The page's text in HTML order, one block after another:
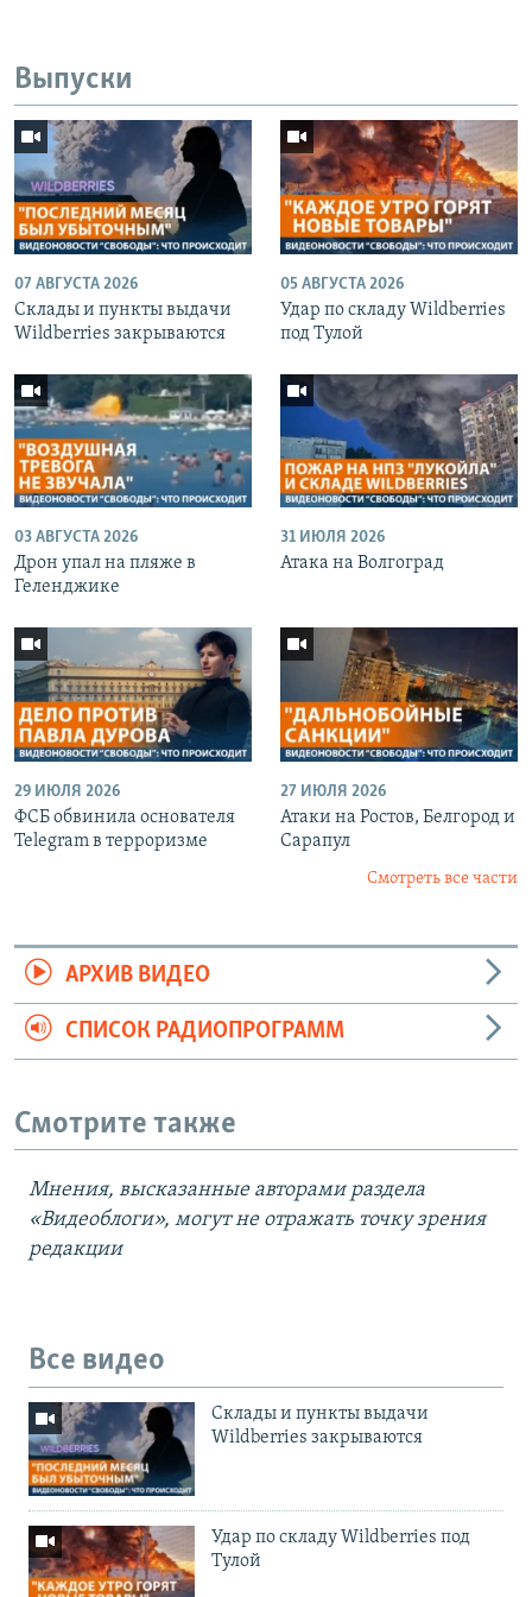
Выпуски
07 АВГУСТА 2026
Cклады и пункты выдачи
Wildberries закрываются
05 АВГУСТА 2026
Удар по складу Wildberries
под Тулой
03 АВГУСТА 2026
Дрон упал на пляже в
Геленджике
31 ИЮЛЯ 2026
Атака на Волгоград
29 ИЮЛЯ 2026
ФСБ обвинила основателя
Telegram в терроризме
27 ИЮЛЯ 2026
Атаки на Ростов, Белгород и
Сарапул
Смотреть все части
АРХИВ ВИДЕО
СПИСОК РАДИОПРОГРАММ
Смотрите также
Мнения, высказанные авторами раздела
«Видеоблоги», могут не отражать точку зрения
редакции
Все видео
Cклады и пункты выдачи
Wildberries закрываются
Удар по складу Wildberries под
Тулой